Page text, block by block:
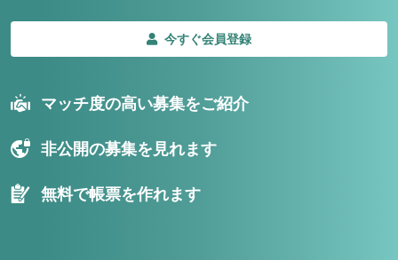
今すぐ会員登録
マッチ度の高い募集をご紹介
非公開の募集を見れます
無料で帳票を作れます